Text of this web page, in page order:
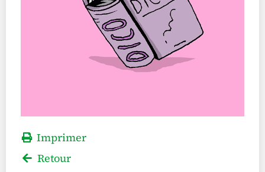
Imprimer
Retour